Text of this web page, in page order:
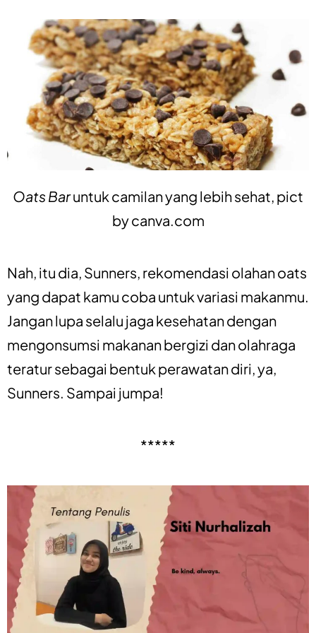
Oats Baruntuk camilan yang lebih sehat, pict
bycanva.com
Nah, itu dia, Sunners, rekomendasi olahan oats
yang dapat kamu coba untuk variasi makanmu.
Jangan lupa selalu jaga kesehatan dengan
mengonsumsi makanan bergizi dan olahraga
teratur sebagai bentuk perawatan diri, ya,
Sunners. Sampai jumpa!
*****